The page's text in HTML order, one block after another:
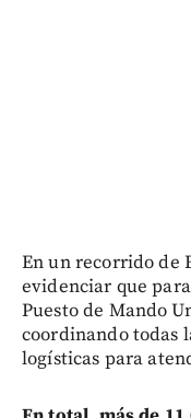
En un recorrido de
evidenciar que
Puesto de Mando
coordinando todas
logísticas para